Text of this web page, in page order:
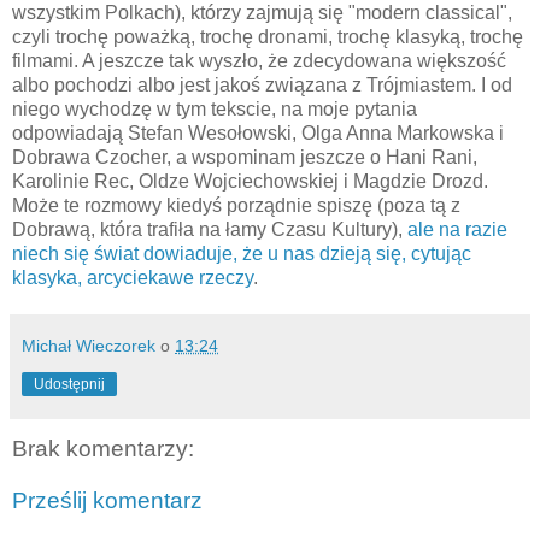
wszystkim Polkach), którzy zajmują się "modern classical",
czyli trochę poważką, trochę dronami, trochę klasyką, trochę
filmami. A jeszcze tak wyszło, że zdecydowana większość
albo pochodzi albo jest jakoś związana z Trójmiastem. I od
niego wychodzę w tym tekscie, na moje pytania
odpowiadają Stefan Wesołowski, Olga Anna Markowska i
Dobrawa Czocher, a wspominam jeszcze o Hani Rani,
Karolinie Rec, Oldze Wojciechowskiej i Magdzie Drozd.
Może te rozmowy kiedyś porządnie spiszę (poza tą z
Dobrawą, która trafiła na łamy Czasu Kultury), ale na razie
niech się świat dowiaduje, że u nas dzieją się, cytując
klasyka, arcyciekawe rzeczy.
Michał Wieczorek o 13:24
Udostępnij
Brak komentarzy:
Prześlij komentarz